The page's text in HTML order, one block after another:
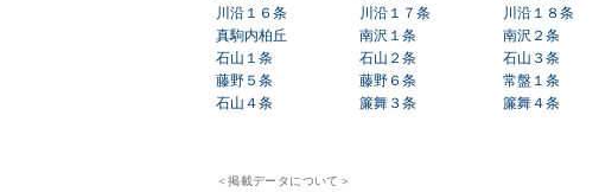
川沿１６条
川沿１７条 川沿１８条
真駒内柏丘
南沢１条 南沢２条
石山１条
石山２条 石山３条
藤野５条
藤野６条 常盤１条
石山４条
簾舞３条 簾舞４条
＜掲載データについて＞